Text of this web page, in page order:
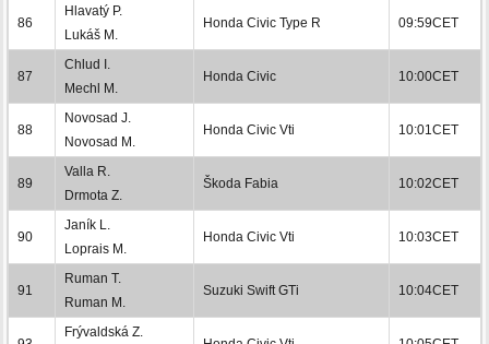
86
Hlavatý P.
Lukáš M.
Honda Civic Type R 09:59CET
87
Chlud I.
Mechl M.
Honda Civic 10:00CET
88
Novosad J.
Novosad M.
Honda Civic Vti 10:01CET
89
Valla R.
Drmota Z.
Škoda Fabia 10:02CET
90
Janík L.
Loprais M.
Honda Civic Vti 10:03CET
91
Ruman T.
Ruman M.
Suzuki Swift GTi 10:04CET
Frývaldská Z.